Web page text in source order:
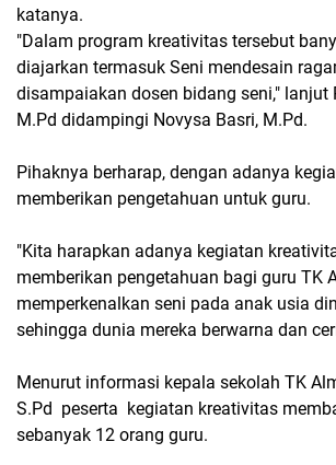
katanya.
"Dalam program kreativitas tersebut
diajarkan termasuk Seni mendesain
disampaiakan dosen bidang seni," lanjut
M.Pd didampingi Novysa Basri, M.Pd.
Pihaknya berharap, dengan adanya
memberikan pengetahuan untuk guru.
"Kita harapkan adanya kegiatan
memberikan pengetahuan bagi guru TK
memperkenalkan seni pada anak usia
sehingga dunia mereka berwarna dan
Menurut informasi kepala sekolah TK
S.Pd peserta kegiatan kreativitas
sebanyak 12 orang guru.